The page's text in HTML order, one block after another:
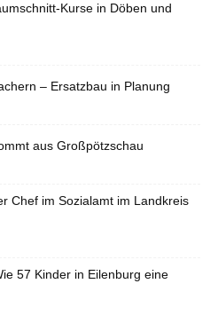
Kurse in Döben und
– Ersatzbau in Planung
aus Großpötzschau
Chef im Sozialamt im Landkreis
57 Kinder in Eilenburg eine